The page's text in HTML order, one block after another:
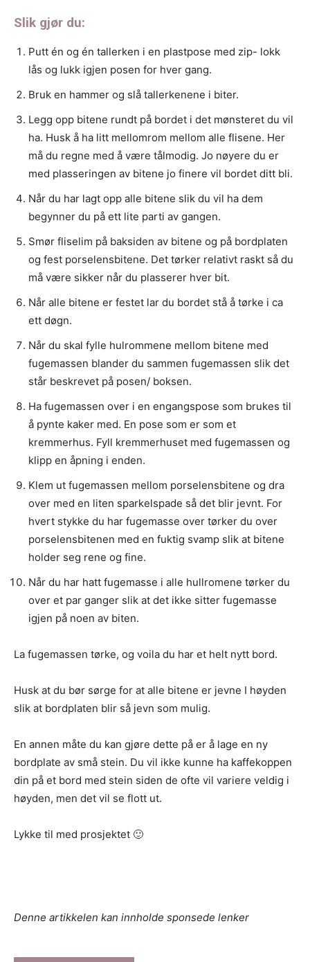
Slik gjør du:
Putt én og én tallerken i en plastpose med zip- lokk
lås og lukk igjen posen for hver gang.
Bruk en hammer og slå tallerkenene i biter.
Legg opp bitene rundt på bordet i det mønsteret du vil
ha. Husk å ha litt mellomrom mellom alle flisene. Her
må du regne med å være tålmodig. Jo nøyere du er
med plasseringen av bitene jo finere vil bordet ditt bli.
Når du har lagt opp alle bitene slik du vil ha dem
begynner du på ett lite parti av gangen.
Smør fliselim på baksiden av bitene og på bordplaten
og fest porselensbitene. Det tørker relativt raskt så du
må være sikker når du plasserer hver bit.
Når alle bitene er festet lar du bordet stå å tørke i ca
ett døgn.
Når du skal fylle hulrommene mellom bitene med
fugemassen blander du sammen fugemassen slik det
står beskrevet på posen/ boksen.
Ha fugemassen over i en engangspose som brukes til
å pynte kaker med. En pose som er som et
kremmerhus. Fyll kremmerhuset med fugemassen og
klipp en åpning i enden.
Klem ut fugemassen mellom porselensbitene og dra
over med en liten sparkelspade så det blir jevnt. For
hvert stykke du har fugemasse over tørker du over
porselensbitenen med en fuktig svamp slik at bitene
holder seg rene og fine.
Når du har hatt fugemasse i alle hullromene tørker du
over et par ganger slik at det ikke sitter fugemasse
igjen på noen av biten.
La fugemassen tørke, og voila du har et helt nytt bord.
Husk at du bør sørge for at alle bitene er jevne I høyden
slik at bordplaten blir så jevn som mulig.
En annen måte du kan gjøre dette på er å lage en ny
bordplate av små stein. Du vil ikke kunne ha kaffekoppen
din på et bord med stein siden de ofte vil variere veldig i
høyden, men det vil se flott ut.
Lykke til med prosjektet 🙂
Denne artikkelen kan innholde sponsede lenker